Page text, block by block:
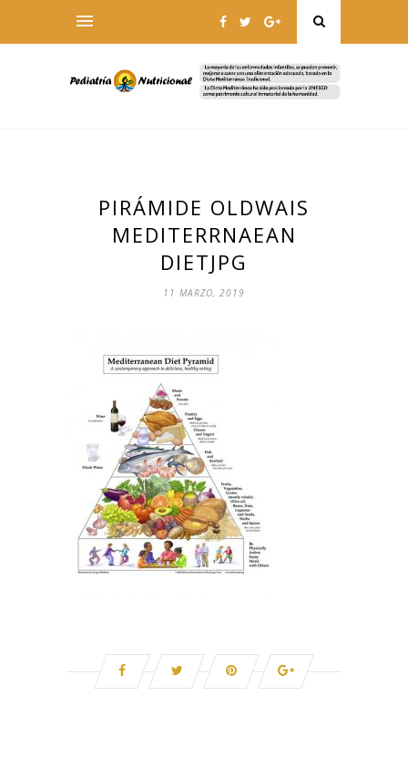
PIRÁMIDE OLDWAIS
MEDITERRNAEAN
DIETJPG
11 MARZO, 2019